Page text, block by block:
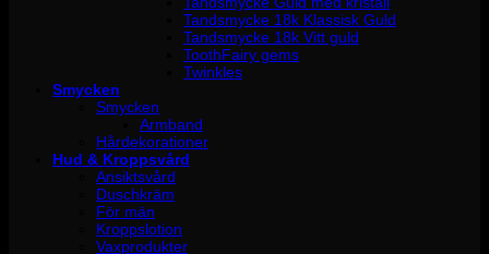
Tandsmycke 18k Klassisk Guld
Tandsmycke 18k Vitt guld
ToothFairy gems
Twinkles
Smycken
Smycken
Armband
Hårdekorationer
Hud & Kroppsvård
Ansiktsvård
Duschkräm
För män
Kroppslotion
Vaxprodukter